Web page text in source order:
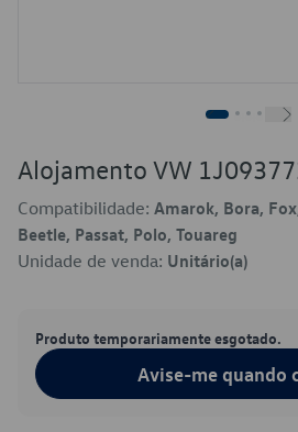
Alojamento VW
Compatibilidade: Amarok, Bora,
Beetle, Passat, Polo, Touareg
Unidade de venda: Unitário(a)
Produto temporariamente esgotado.
Avise-me quando